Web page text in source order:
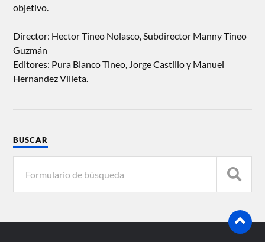
objetivo.
Director: Hector Tineo Nolasco, Subdirector Manny Tineo
Guzmán
Editores: Pura Blanco Tineo, Jorge Castillo y Manuel
Hernandez Villeta.
BUSCAR